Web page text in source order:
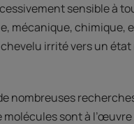
sensible à
mécanique, chimique,
irrité vers un
nombreuses
sont à